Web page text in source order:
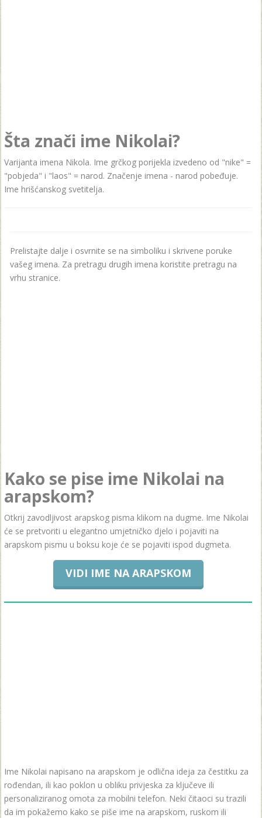
Šta znači ime Nikolai?
Varijanta imena Nikola. Ime grčkog porijekla izvedeno od "nike" =
"pobjeda" i "laos" = narod. Značenje imena - nаrod pobeđuje.
Ime hrišćаnskog svetiteljа.
Prelistajte dalje i osvrnite se na simboliku i skrivene poruke
vašeg imena. Za pretragu drugih imena koristite pretragu na
vrhu stranice.
Kako se pise ime Nikolai na
arapskom?
Otkrij zavodljivost arapskog pisma klikom na dugme. Ime Nikolai
će se pretvoriti u elegantno umjetničko djelo i pojaviti na
arapskom pismu u boksu koje će se pojaviti ispod dugmeta.
VIDI IME NA ARAPSKOM
Ime Nikolai napisano na arapskom je odlična ideja za čestitku za
rođendan, ili kao poklon u obliku privjeska za ključeve ili
personaliziranog omota za mobilni telefon. Neki čitaoci su trazili
da im pokažemo kako se piše ime na arapskom, ruskom ili